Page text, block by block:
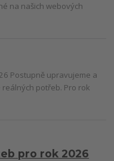
na našich webových
Postupně upravujeme a
potřeb. Pro rok
pro rok 2026